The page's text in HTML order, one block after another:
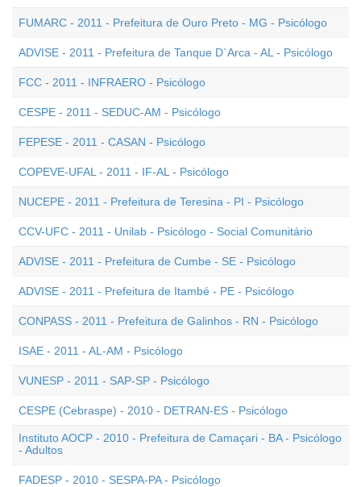
FUMARC - 2011 - Prefeitura de Ouro Preto - MG - Psicólogo
ADVISE - 2011 - Prefeitura de Tanque D`Arca - AL - Psicólogo
FCC - 2011 - INFRAERO - Psicólogo
CESPE - 2011 - SEDUC-AM - Psicólogo
FEPESE - 2011 - CASAN - Psicólogo
COPEVE-UFAL - 2011 - IF-AL - Psicólogo
NUCEPE - 2011 - Prefeitura de Teresina - PI - Psicólogo
CCV-UFC - 2011 - Unilab - Psicólogo - Social Comunitário
ADVISE - 2011 - Prefeitura de Cumbe - SE - Psicólogo
ADVISE - 2011 - Prefeitura de Itambé - PE - Psicólogo
CONPASS - 2011 - Prefeitura de Galinhos - RN - Psicólogo
ISAE - 2011 - AL-AM - Psicólogo
VUNESP - 2011 - SAP-SP - Psicólogo
CESPE (Cebraspe) - 2010 - DETRAN-ES - Psicólogo
Instituto AOCP - 2010 - Prefeitura de Camaçari - BA - Psicólogo
- Adultos
FADESP - 2010 - SESPA-PA - Psicólogo